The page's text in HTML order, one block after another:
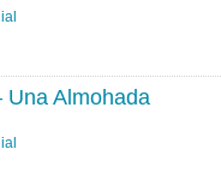
Una Almohada